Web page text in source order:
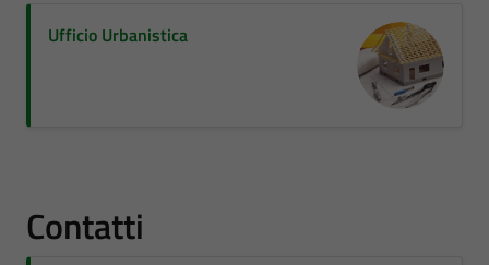
Ufficio Urbanistica
Contatti